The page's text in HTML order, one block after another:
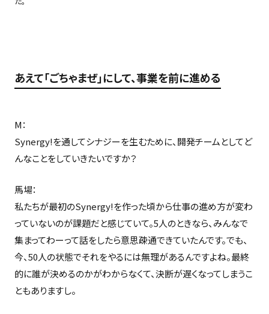
あえて「ごちゃまぜ」にして、事業を前に進める
M：
Synergy!を通してシナジーを生むために、開発チームとしてど
んなことをしていきたいですか？
馬場：
私たちが最初のSynergy!を作った頃から仕事の進め方が変わ
っていないのが課題だと感じていて。5人のときなら、みんなで
集まってわーって話をしたら意思疎通できていたんです。でも、
今、50人の状態でそれをやるには無理があるんですよね。最終
的に誰が決めるのかがわからなくて、決断が遅くなってしまうこ
ともありますし。